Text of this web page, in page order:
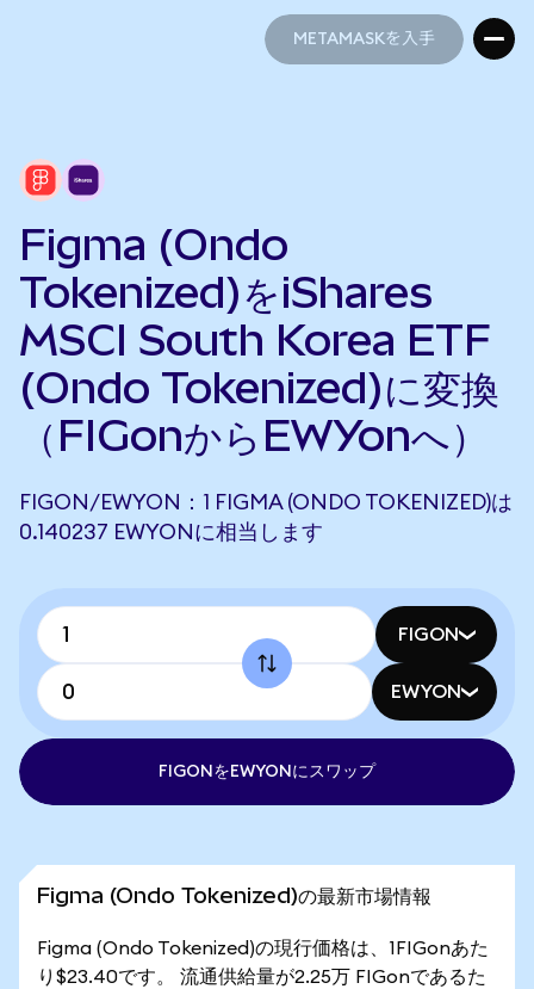
METAMASKを入手
Figma (Ondo
Tokenized)をiShares
MSCI South Korea ETF
(Ondo Tokenized)に変換
（FIGonからEWYonへ）
FIGON/EWYON：1 FIGMA (ONDO TOKENIZED)は
0.140237 EWYONに相当します
FIGON
EWYON
FIGONをEWYONにスワップ
Figma (Ondo Tokenized)の最新市場情報
Figma (Ondo Tokenized)の現行価格は、1FIGonあた
り$23.40です。 流通供給量が2.25万 FIGonであるた